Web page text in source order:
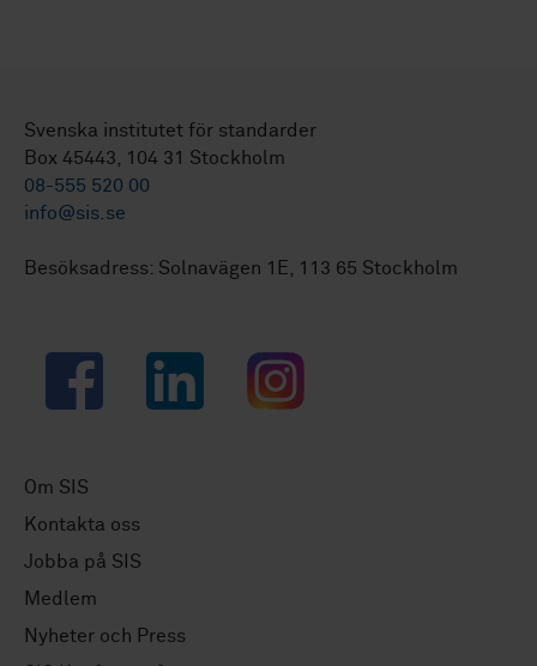
Svenska institutet för standarder
Box 45443, 104 31 Stockholm
08-555 520 00
info@sis.se
Besöksadress: Solnavägen 1E, 113 65 Stockholm
Facebook LinkedIn Instagram
Om SIS
Kontakta oss
Jobba på SIS
Medlem
Nyheter och Press